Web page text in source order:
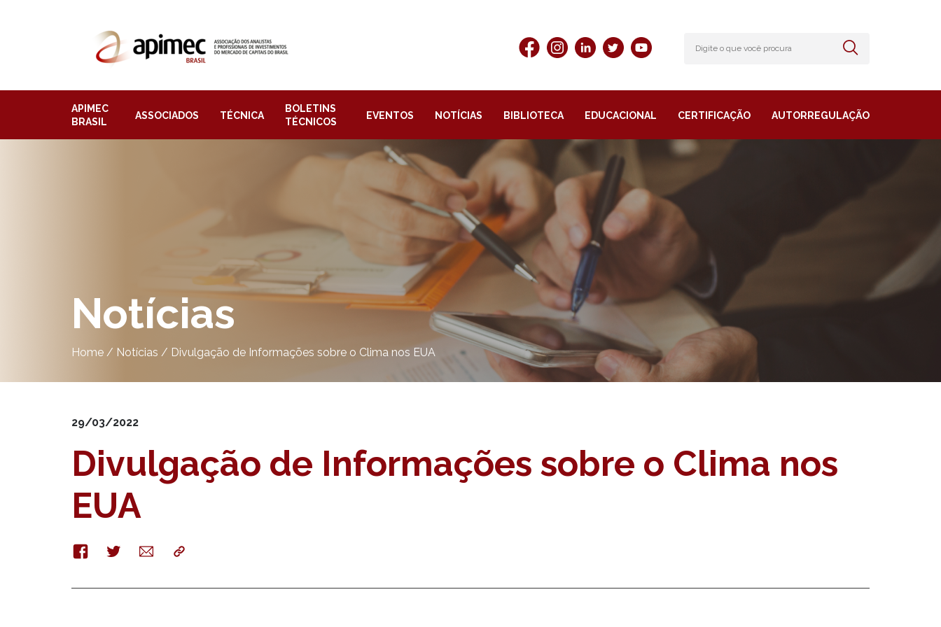
APIMEC
BRASIL
ASSOCIADOS TÉCNICA
BOLETINS
TÉCNICOS
EVENTOS NOTÍCIAS BIBLIOTECA EDUCACIONAL CERTIFICAÇÃO AUTORREGULAÇÃO
Notícias
Home / Notícias / Divulgação de Informações sobre o Clima nos EUA
29/03/2022
Divulgação de Informações sobre o Clima nos
EUA
FacebookTwitterE-
mail
Copy